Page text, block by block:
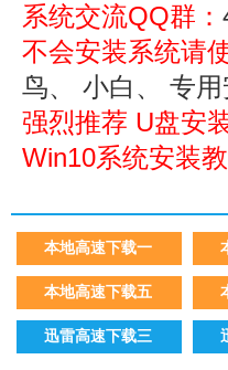
系统交流QQ群：
不会安装系统请
鸟、 小白、 专
强烈推荐 U盘安
Win10系统安装
本地高速下载一
本地高速下载五
迅雷高速下载三